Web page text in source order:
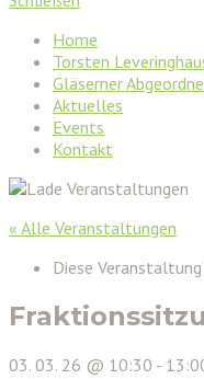
Home
Torsten
Gläserner
Aktuelles
Events
Kontakt
« Alle Veranstaltungen
Diese
03. 03. 26 @ 10:30 -